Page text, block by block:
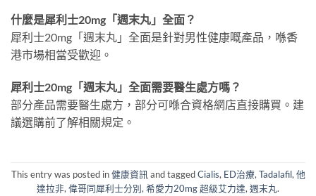
什麼是犀利士20mg「週末丸」全面？
犀利士20mg「週末丸」全面是針對男性健康嘅產品，喺香
港市場相當受歡迎。
犀利士20mg「週末丸」全面需要醫生處方嗎？
部分產品需要醫生處方，部分可喺合資格網店直接購買。建
議選購前了解相關規定。
This entry was posted in健康資訊 and taggedCialis, ED治療, Tadalafil, 他
達拉非, 偉哥同犀利士分別, 希愛力20mg 超級艾力達, 週末丸.